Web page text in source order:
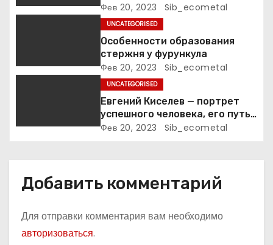
м
код по МКБ-10
Фев 20, 2023 Sib_ecometal
UNCATEGORISED
Особенности образования
стержня у фурункула
Фев 20, 2023 Sib_ecometal
UNCATEGORISED
Евгений Киселев — портрет
успешного человека, его путь
к славе и личное счастье
Фев 20, 2023 Sib_ecometal
Добавить комментарий
Для отправки комментария вам необходимо
авторизоваться.